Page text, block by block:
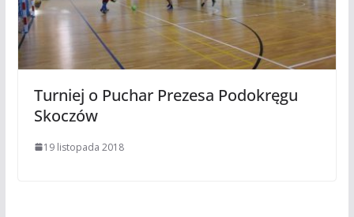
Turniej o Puchar Prezesa Podokręgu
Skoczów
19 listopada 2018